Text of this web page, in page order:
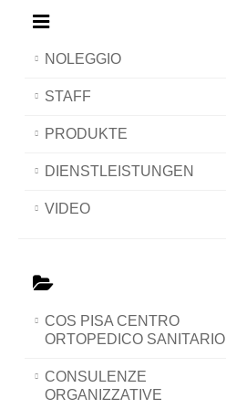
NOLEGGIO
STAFF
PRODUKTE
DIENSTLEISTUNGEN
VIDEO
COS PISA CENTRO
ORTOPEDICO SANITARIO
CONSULENZE
ORGANIZZATIVE